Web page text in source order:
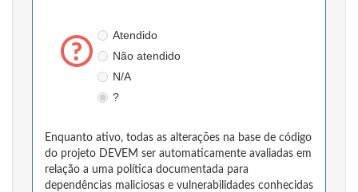
Atendido
Não atendido
N/A
?
Enquanto ativo, todas as alterações na base de código
do projeto DEVEM ser automaticamente avaliadas em
relação a uma política documentada para
dependências maliciosas e vulnerabilidades conhecidas